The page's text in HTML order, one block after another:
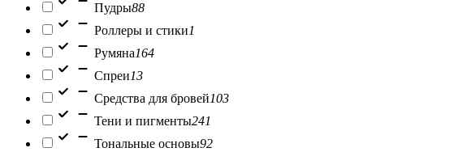
Пудры88
Роллеры и стики1
Румяна164
Спреи13
Средства для бровей103
Тени и пигменты241
Тональные основы92